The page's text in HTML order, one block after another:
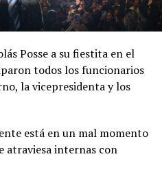
Posse a su fiestita en el
todos los funcionarios
la vicepresidenta y los
está en un mal momento
atraviesa internas con